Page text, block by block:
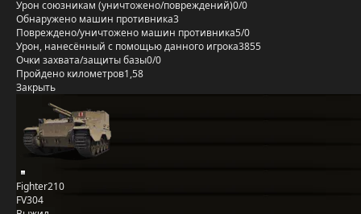
Урон союзникам (уничтожено/повреждений)0/0
Обнаружено машин противника3
Повреждено/уничтожено машин противника5/0
Урон, нанесённый с помощью данного игрока3855
Очки захвата/защиты базы0/0
Пройдено километров1,58
Закрыть
Fighter210
FV304